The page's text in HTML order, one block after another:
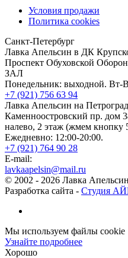
Условия продажи
Политика cookies
Санкт-Петербург
Лавка Апельсин в ДК
Проспект Обуховской
ЗАЛ
Понедельник: выходной. Вт-
+7 (921) 756 63 94
Лавка Апельсин на
Каменноостровский пр. дом
налево, 2 этаж (жмем кнопку
Ежедневно: 12:00-20:00.
+7 (921) 764 90 28
E-mail:
lavkaapelsin@mail.ru
© 2002 - 2026 Лавка Апельсин
Разработка сайта - Студия
Мы используем файлы cookie
Узнайте подробнее
Хорошо